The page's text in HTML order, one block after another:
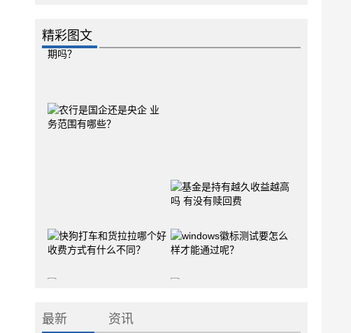
精彩图文
最新 资讯